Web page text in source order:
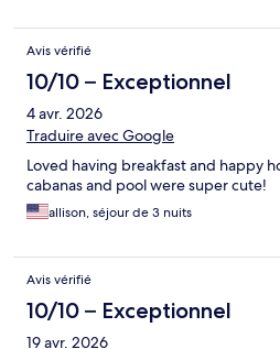
Avis vérifié
10/10 – Exceptionnel
4 avr. 2026
Traduire avec Google
Loved having breakfast and happy
cabanas and pool were super cute!
allison, séjour de 3 nuits
Avis vérifié
10/10 – Exceptionnel
19 avr. 2026